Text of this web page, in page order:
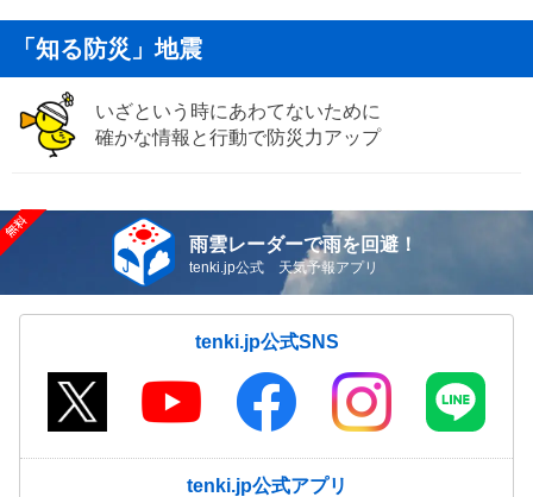
「知る防災」地震
いざという時にあわてないために
確かな情報と行動で防災力アップ
雨雲レーダーで雨を回避！
tenki.jp公式 天気予報アプリ
tenki.jp公式SNS
tenki.jp公式アプリ